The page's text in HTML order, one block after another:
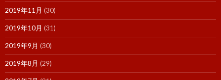
2019年11月 (30)
2019年10月 (31)
2019年9月 (30)
2019年8月 (29)